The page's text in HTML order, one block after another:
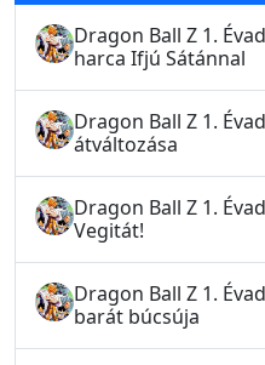
Dragon Ball Z 1.
harca Ifjú Sátánnal
Dragon Ball Z 1.
átváltozása
Dragon Ball Z 1.
Vegitát!
Dragon Ball Z 1.
barát búcsúja